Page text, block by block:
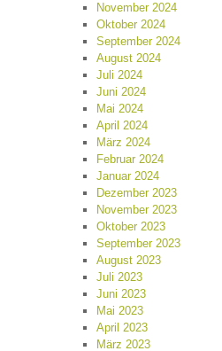
November 2024
Oktober 2024
September 2024
August 2024
Juli 2024
Juni 2024
Mai 2024
April 2024
März 2024
Februar 2024
Januar 2024
Dezember 2023
November 2023
Oktober 2023
September 2023
August 2023
Juli 2023
Juni 2023
Mai 2023
April 2023
März 2023